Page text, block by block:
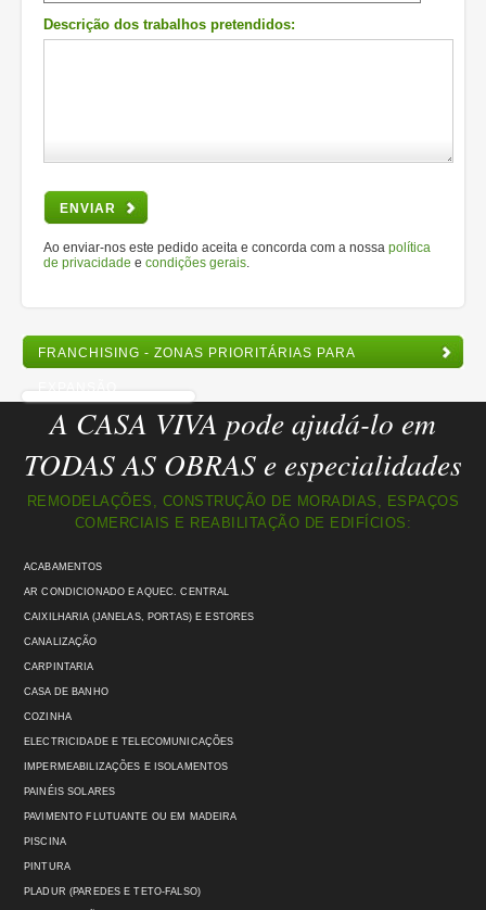
Descrição dos trabalhos pretendidos:
ENVIAR
Ao enviar-nos este pedido aceita e concorda com a nossa política
de privacidade e condições gerais
FRANCHISING - ZONAS PRIORITÁRIAS PARA
EXPANSÃO
A CASA VIVA pode ajudá-lo em
TODAS AS OBRAS e especialidades
REMODELAÇÕES, CONSTRUÇÃO DE MORADIAS, ESPAÇOS
COMERCIAIS E REABILITAÇÃO DE EDIFÍCIOS:
ACABAMENTOS
AR CONDICIONADO E AQUEC. CENTRAL
CAIXILHARIA (JANELAS, PORTAS) E ESTORES
CANALIZAÇÃO
CARPINTARIA
CASA DE BANHO
COZINHA
ELECTRICIDADE E TELECOMUNICAÇÕES
IMPERMEABILIZAÇÕES E ISOLAMENTOS
PAINÉIS SOLARES
PAVIMENTO FLUTUANTE OU EM MADEIRA
PISCINA
PINTURA
PLADUR (PAREDES E TETO-FALSO)